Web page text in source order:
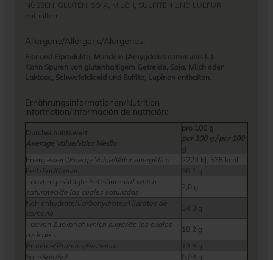
NÜSSEN, GLUTEN, SOJA, MILCH, SULFITEN UND LULFUR
enthalten.
Allergene/Allergens/Alergenos:
Eier und Eiprodukte, Mandeln (Amygdalus communis L.).
Kann Spuren von glutenhaltigem Getreide, Soja, Milch oder
Laktose, Schwefeldioxid und Sulfite, Lupinen enthalten.
Ernährungsinformationen/Nutrition
information/Información de nutrición:
Durchschnittswert
Average Value/Valor Medio
pro 100 g
per 100 g / por 100
g
Energiewert/Energy Value/Valor energético
2224 kJ, 535 kcal
Fett/ Fat/Grasas
36,1 g
- davon gesättigte Fettsäuren/of which
saturated/de las cuales saturadas
2,0 g
Kohlenhydrate/ Carbohydrates/Hidratos de
carbono
34,3 g
- davon Zucker/of which sugar/de los cuales
azúcares
18,2 g
Proteine/ Proteins/Proteínas
13,8 g
Salz/Salt/Sal 0,04 g